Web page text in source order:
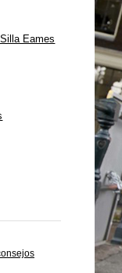
Eames